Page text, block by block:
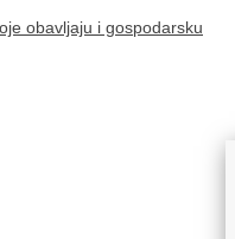
obavljaju i gospodarsku